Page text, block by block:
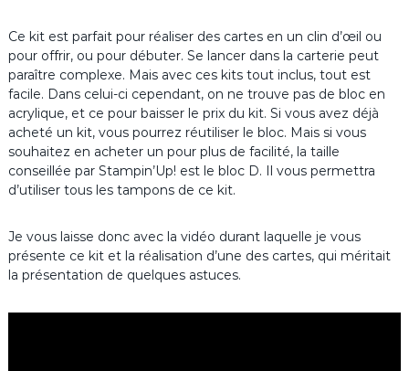
Ce kit est parfait pour réaliser des cartes en un clin d’œil ou
pour offrir, ou pour débuter. Se lancer dans la carterie peut
paraître complexe. Mais avec ces kits tout inclus, tout est
facile. Dans celui-ci cependant, on ne trouve pas de bloc en
acrylique, et ce pour baisser le prix du kit. Si vous avez déjà
acheté un kit, vous pourrez réutiliser le bloc. Mais si vous
souhaitez en acheter un pour plus de facilité, la taille
conseillée par Stampin’Up! est le bloc D. Il vous permettra
d’utiliser tous les tampons de ce kit.
Je vous laisse donc avec la vidéo durant laquelle je vous
présente ce kit et la réalisation d’une des cartes, qui méritait
la présentation de quelques astuces.